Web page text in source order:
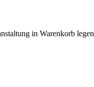
in Warenkorb legen